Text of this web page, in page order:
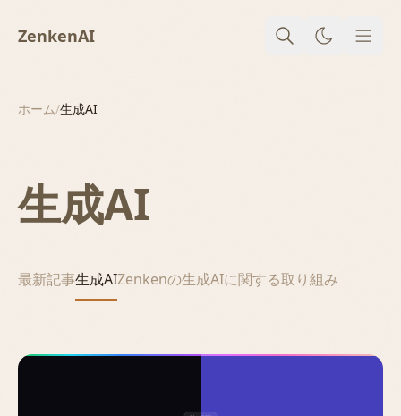
ZenkenAI メニ
ホーム/生成AI
生成AI
最新記事 生成AI Zenkenの生成AIに関する取り組み